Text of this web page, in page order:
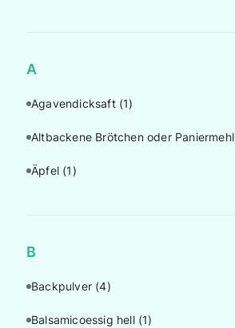
A
Agavendicksaft (1)
Altbackene Brötchen oder Paniermehl
Äpfel (1)
B
Backpulver (4)
Balsamicoessig hell (1)